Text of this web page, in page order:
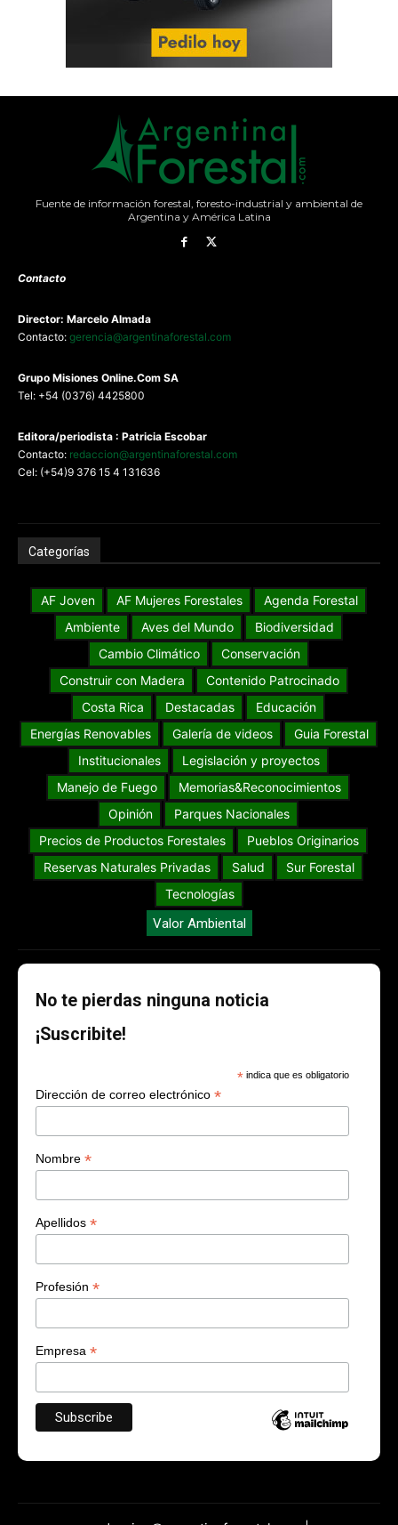
Fuente de información forestal, foresto-industrial y ambiental de
Argentina y América Latina
Contacto
Director: Marcelo Almada
Contacto: gerencia@argentinaforestal.com
Grupo Misiones Online.Com SA
Tel: +54 (0376) 4425800
Editora/periodista : Patricia Escobar
Contacto: redaccion@argentinaforestal.com
Cel: (+54)9 376 15 4 131636
Categorías
AF Joven AF Mujeres Forestales
Agenda Forestal
Ambiente
Aves del Mundo
Biodiversidad
Cambio Climático
Conservación
Construir con Madera
Contenido Patrocinado
Costa Rica
Destacadas
Educación
Energías Renovables
Galería de videos
Guia Forestal
Institucionales
Legislación y proyectos
Manejo de Fuego
Memorias&Reconocimientos
Opinión
Parques Nacionales
Precios de Productos Forestales
Pueblos Originarios
Reservas Naturales Privadas
Salud
Sur Forestal
Tecnologías
Valor Ambiental
No te pierdas ninguna noticia
¡Suscribite!
* indica que es obligatorio
Dirección de correo electrónico *
Nombre *
Apellidos *
Profesión *
Empresa *